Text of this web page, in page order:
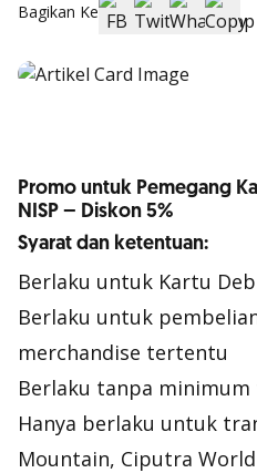
Bagikan Ke
Promo untuk Pemegang
NISP – Diskon 5%
Syarat dan ketentuan:
Berlaku untuk Kartu
Berlaku untuk
merchandise tertentu
Berlaku tanpa minimum
Hanya berlaku untuk
Mountain, Ciputra